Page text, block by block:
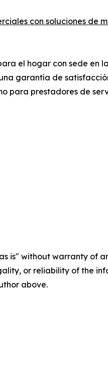
con soluciones de
el hogar con sede
garantía de
para prestadores de
is" without warranty
or reliability of the
above.